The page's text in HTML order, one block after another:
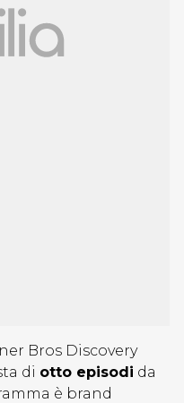
Bros Discovery
di otto episodi da
è brand